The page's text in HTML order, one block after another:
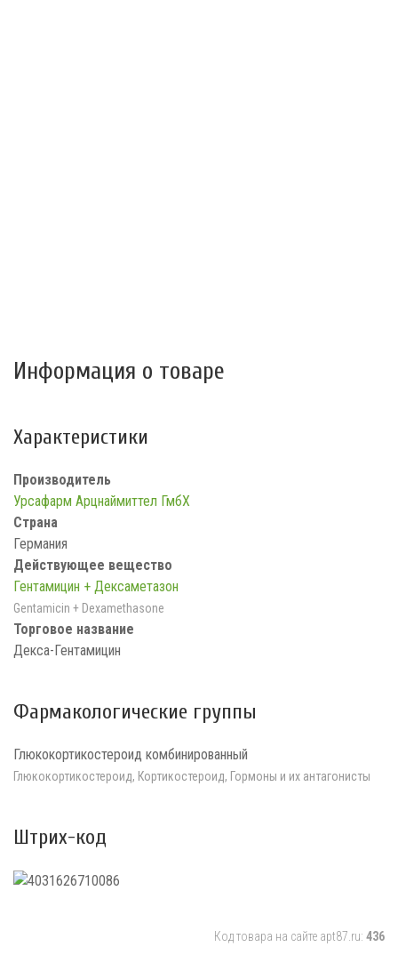
Информация о товаре
Характеристики
Производитель
Урсафарм Арцнаймиттел ГмбХ
Страна
Германия
Действующее вещество
Гентамицин + Дексаметазон
Gentamicin + Dexamethasone
Торговое название
Декса-Гентамицин
Фармакологические группы
Глюкокортикостероид комбинированный
Глюкокортикостероид, Кортикостероид, Гормоны и их антагонисты
Штрих-код
Код товара на сайте apt87.ru: 436